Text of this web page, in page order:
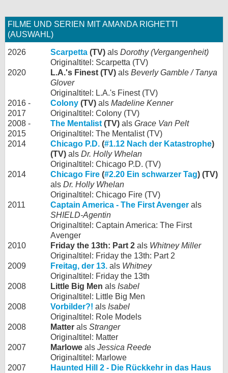
FILME UND SERIEN MIT AMANDA RIGHETTI
(AUSWAHL)
2026 Scarpetta (TV) als Dorothy (Vergangenheit)
Originaltitel: Scarpetta (TV)
2020
L.A.'s Finest (TV) als Beverly Gamble / Tanya
Glover
Originaltitel: L.A.'s Finest (TV)
2016 -
2017
Colony (TV) als Madeline Kenner
Originaltitel: Colony (TV)
2008 -
2015
The Mentalist (TV) als Grace Van Pelt
Originaltitel: The Mentalist (TV)
2014
Chicago P.D. (#1.12 Nach der Katastrophe)
(TV) als Dr. Holly Whelan
Originaltitel: Chicago P.D. (TV)
2014
Chicago Fire (#2.20 Ein schwarzer Tag) (TV)
als Dr. Holly Whelan
Originaltitel: Chicago Fire (TV)
2011
Captain America - The First Avenger als
SHIELD-Agentin
Originaltitel: Captain America: The First
Avenger
2010
Friday the 13th: Part 2 als Whitney Miller
Originaltitel: Friday the 13th: Part 2
2009
Freitag, der 13. als Whitney
Originaltitel: Friday the 13th
2008
Little Big Men als Isabel
Originaltitel: Little Big Men
2008
Vorbilder?! als Isabel
Originaltitel: Role Models
2008
Matter als Stranger
Originaltitel: Matter
2007
Marlowe als Jessica Reede
Originaltitel: Marlowe
2007
Haunted Hill 2 - Die Rückkehr in das Haus